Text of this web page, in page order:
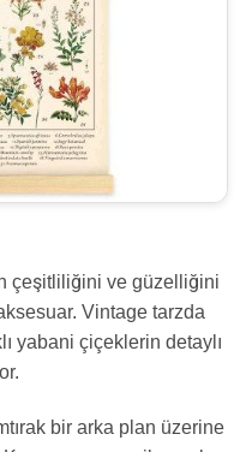
çeşitliliğini ve güzelliğini
Vintage tarzda
yabani çiçeklerin detaylı
bir arka plan üzerine